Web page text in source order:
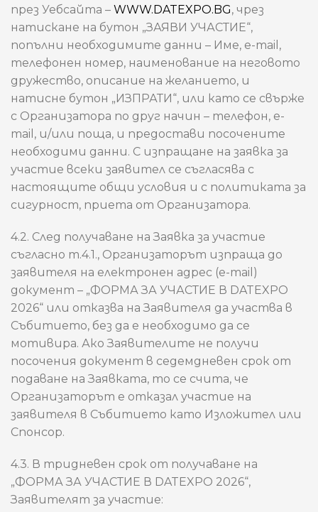
през Уебсайта – WWW.DATEXPO.BG, чрез
натискане на бутон „ЗАЯВИ УЧАСТИЕ“,
попълни необходимите данни – Име, e-mail,
телефонен номер, наименование на неговото
дружество, описание на желанието, и
натисне бутон „ИЗПРАТИ“, или като се свърже
с Организатора по друг начин – телефон, e-
mail, и/или поща, и предостави посочените
необходими данни. С изпращане на заявка за
участие всеки заявител се съгласява с
настоящите общи условия и с политиката за
сигурност, приета от Организатора.
4.2. След получаване на Заявка за участие
съгласно т.4.1., Организаторът изпраща до
заявителя на електронен адрес (e-mail)
документ – „ФОРМА ЗА УЧАСТИЕ В DATEXPO
2026“ или отказва на Заявителя да участва в
Събитието, без да е необходимо да се
мотивира. Ако Заявителите не получи
посочения документ в седемдневен срок от
подаване на Заявката, то се счита, че
Организаторът е отказал участие на
заявителя в Събитието като Изложител или
Спонсор.
4.3. В тридневен срок от получаване на
„ФОРМА ЗА УЧАСТИЕ В DATEXPO 2026“,
Заявителят за участие: